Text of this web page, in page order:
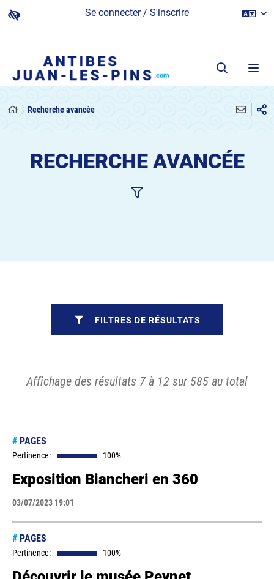
Se connecter / S'inscrire
Recherche avancée
RECHERCHE AVANCÉE
Affichage des résultats 7 à 12 sur 585 au total
# PAGES
Pertinence: 100%
Exposition Biancheri en 360
03/07/2023 19:01
# PAGES
Pertinence: 100%
FILTRES DE RÉSULTATS